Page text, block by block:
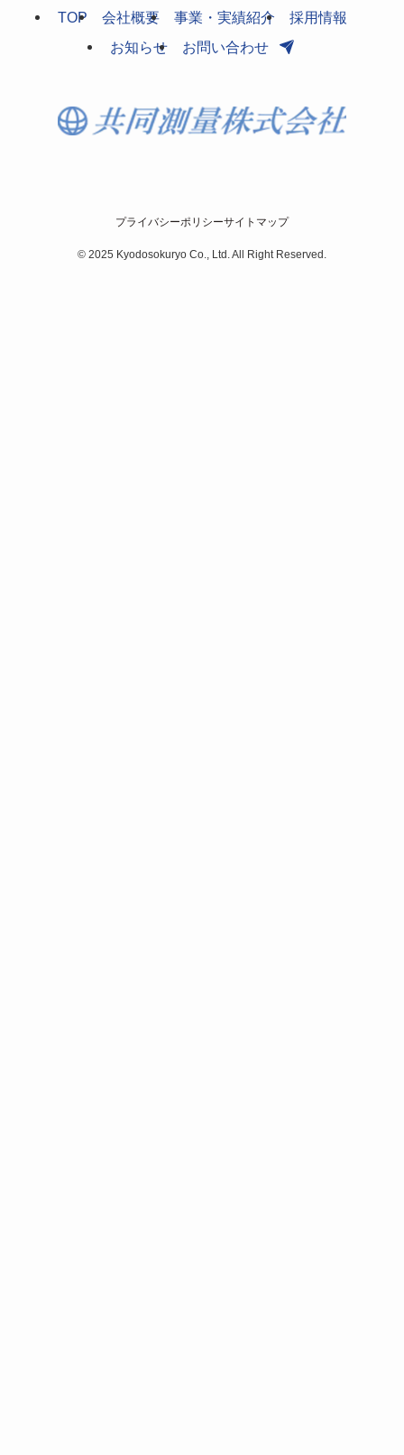
TOP 会社概要 事業・実績紹介
採用情報
お知らせ
お問い合わせ
プライバシーポリシーサイトマップ
© 2025 Kyodosokuryo Co., Ltd. All Right Reserved.